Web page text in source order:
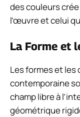
des couleurs
l’œuvre et celui
La Forme et
Les formes et
contemporaine
champ libre à
géométrique